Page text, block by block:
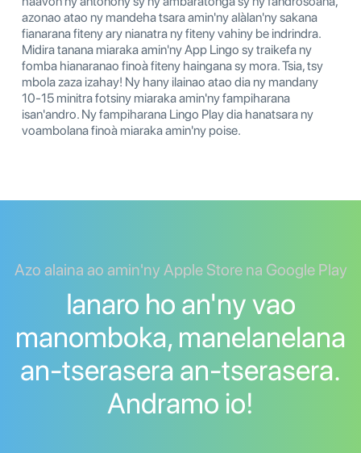
azonao atao ny mandeha tsara amin'ny alàlan'ny sakana
fianarana fiteny ary nianatra ny fiteny vahiny be indrindra.
Midira tanana miaraka amin'ny App Lingo sy traikefa ny
fomba hianaranao finoà fiteny haingana sy mora. Tsia, tsy
mbola zaza izahay! Ny hany ilainao atao dia ny mandany
10-15 minitra fotsiny miaraka amin'ny fampiharana
isan'andro. Ny fampiharana Lingo Play dia hanatsara ny
voambolana finoà miaraka amin'ny poise.
Azo alaina ao amin'ny Apple Store na Google Play
Ianaro ho an'ny vao
manomboka, manelanelana
an-tserasera an-tserasera.
Andramo io!